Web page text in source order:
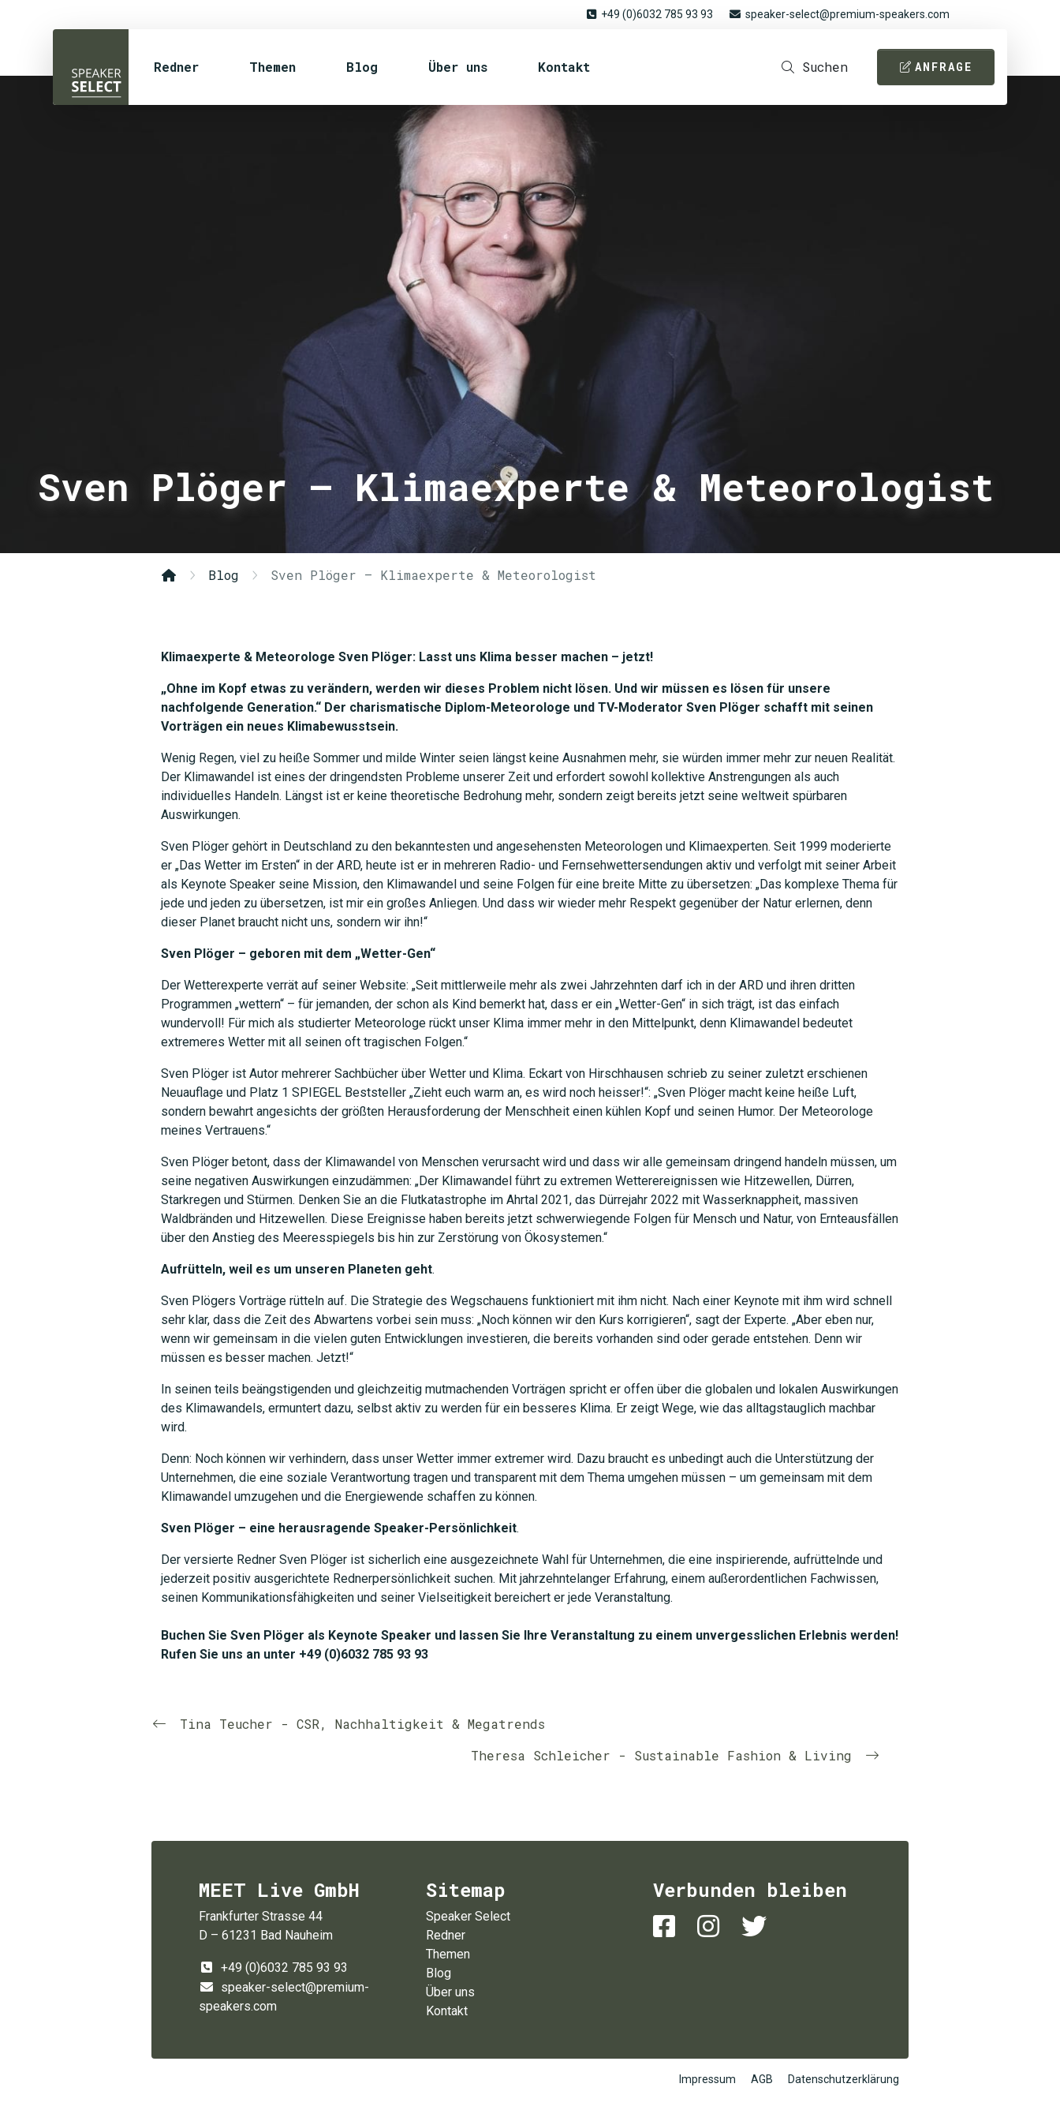
+49 (0)6032 785 93 93 speaker-select@premium-speakers.com
Redner Themen Blog Über uns Kontakt Suchen ANFRAGE
Sven Plöger – Klimaexperte & Meteorologist
Blog Sven Plöger – Klimaexperte & Meteorologist
Klimaexperte & Meteorologe Sven Plöger: Lasst uns Klima besser machen – jetzt!
„Ohne im Kopf etwas zu verändern, werden wir dieses Problem nicht lösen. Und wir müssen es lösen für unsere
nachfolgende Generation.“ Der charismatische Diplom-Meteorologe und TV-Moderator Sven Plöger schafft mit seinen
Vorträgen ein neues Klimabewusstsein.
Wenig Regen, viel zu heiße Sommer und milde Winter seien längst keine Ausnahmen mehr, sie würden immer mehr zur neuen Realität.
Der Klimawandel ist eines der dringendsten Probleme unserer Zeit und erfordert sowohl kollektive Anstrengungen als auch
individuelles Handeln. Längst ist er keine theoretische Bedrohung mehr, sondern zeigt bereits jetzt seine weltweit spürbaren
Auswirkungen.
Sven Plöger gehört in Deutschland zu den bekanntesten und angesehensten Meteorologen und Klimaexperten. Seit 1999 moderierte
er „Das Wetter im Ersten“ in der ARD, heute ist er in mehreren Radio- und Fernsehwettersendungen aktiv und verfolgt mit seiner Arbeit
als Keynote Speaker seine Mission, den Klimawandel und seine Folgen für eine breite Mitte zu übersetzen: „Das komplexe Thema für
jede und jeden zu übersetzen, ist mir ein großes Anliegen. Und dass wir wieder mehr Respekt gegenüber der Natur erlernen, denn
dieser Planet braucht nicht uns, sondern wir ihn!“
Sven Plöger – geboren mit dem „Wetter-Gen“
Der Wetterexperte verrät auf seiner Website: „Seit mittlerweile mehr als zwei Jahrzehnten darf ich in der ARD und ihren dritten
Programmen „wettern“ – für jemanden, der schon als Kind bemerkt hat, dass er ein „Wetter-Gen“ in sich trägt, ist das einfach
wundervoll! Für mich als studierter Meteorologe rückt unser Klima immer mehr in den Mittelpunkt, denn Klimawandel bedeutet
extremeres Wetter mit all seinen oft tragischen Folgen.“
Sven Plöger ist Autor mehrerer Sachbücher über Wetter und Klima. Eckart von Hirschhausen schrieb zu seiner zuletzt erschienen
Neuauflage und Platz 1 SPIEGEL Beststeller „Zieht euch warm an, es wird noch heisser!“: „Sven Plöger macht keine heiße Luft,
sondern bewahrt angesichts der größten Herausforderung der Menschheit einen kühlen Kopf und seinen Humor. Der Meteorologe
meines Vertrauens.“
Sven Plöger betont, dass der Klimawandel von Menschen verursacht wird und dass wir alle gemeinsam dringend handeln müssen, um
seine negativen Auswirkungen einzudämmen: „Der Klimawandel führt zu extremen Wetterereignissen wie Hitzewellen, Dürren,
Starkregen und Stürmen. Denken Sie an die Flutkatastrophe im Ahrtal 2021, das Dürrejahr 2022 mit Wasserknappheit, massiven
Waldbränden und Hitzewellen. Diese Ereignisse haben bereits jetzt schwerwiegende Folgen für Mensch und Natur, von Ernteausfällen
über den Anstieg des Meeresspiegels bis hin zur Zerstörung von Ökosystemen.“
Aufrütteln, weil es um unseren Planeten geht.
Sven Plögers Vorträge rütteln auf. Die Strategie des Wegschauens funktioniert mit ihm nicht. Nach einer Keynote mit ihm wird schnell
sehr klar, dass die Zeit des Abwartens vorbei sein muss: „Noch können wir den Kurs korrigieren“, sagt der Experte. „Aber eben nur,
wenn wir gemeinsam in die vielen guten Entwicklungen investieren, die bereits vorhanden sind oder gerade entstehen. Denn wir
müssen es besser machen. Jetzt!“
In seinen teils beängstigenden und gleichzeitig mutmachenden Vorträgen spricht er offen über die globalen und lokalen Auswirkungen
des Klimawandels, ermuntert dazu, selbst aktiv zu werden für ein besseres Klima. Er zeigt Wege, wie das alltagstauglich machbar
wird.
Denn: Noch können wir verhindern, dass unser Wetter immer extremer wird. Dazu braucht es unbedingt auch die Unterstützung der
Unternehmen, die eine soziale Verantwortung tragen und transparent mit dem Thema umgehen müssen – um gemeinsam mit dem
Klimawandel umzugehen und die Energiewende schaffen zu können.
Sven Plöger – eine herausragende Speaker-Persönlichkeit.
Der versierte Redner Sven Plöger ist sicherlich eine ausgezeichnete Wahl für Unternehmen, die eine inspirierende, aufrüttelnde und
jederzeit positiv ausgerichtete Rednerpersönlichkeit suchen. Mit jahrzehntelanger Erfahrung, einem außerordentlichen Fachwissen,
seinen Kommunikationsfähigkeiten und seiner Vielseitigkeit bereichert er jede Veranstaltung.
Buchen Sie Sven Plöger als Keynote Speaker und lassen Sie Ihre Veranstaltung zu einem unvergesslichen Erlebnis werden!
Rufen Sie uns an unter +49 (0)6032 785 93 93
Tina Teucher - CSR, Nachhaltigkeit & Megatrends
Theresa Schleicher - Sustainable Fashion & Living
MEET Live GmbH
Frankfurter Strasse 44
D – 61231 Bad Nauheim
+49 (0)6032 785 93 93
speaker-select@premium-
speakers.com
Sitemap
Speaker Select
Redner
Themen
Blog
Über uns
Kontakt
Verbunden bleiben
Impressum AGB Datenschutzerklärung